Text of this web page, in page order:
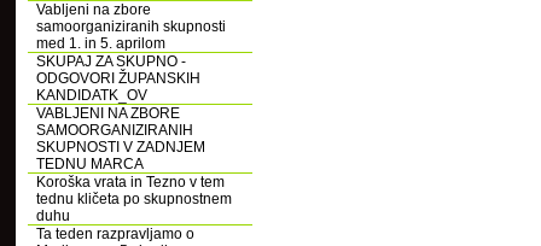
Vabljeni na zbore
samoorganiziranih skupnosti
med 1. in 5. aprilom
SKUPAJ ZA SKUPNO -
ODGOVORI ŽUPANSKIH
KANDIDATK_OV
VABLJENI NA ZBORE
SAMOORGANIZIRANIH
SKUPNOSTI V ZADNJEM
TEDNU MARCA
Koroška vrata in Tezno v tem
tednu kličeta po skupnostnem
duhu
Ta teden razpravljamo o